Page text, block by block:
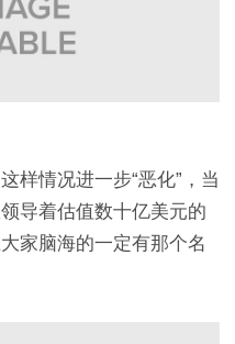
样情况进一步“恶化”，当
导着估值数十亿美元的
家脑海的一定有那个名